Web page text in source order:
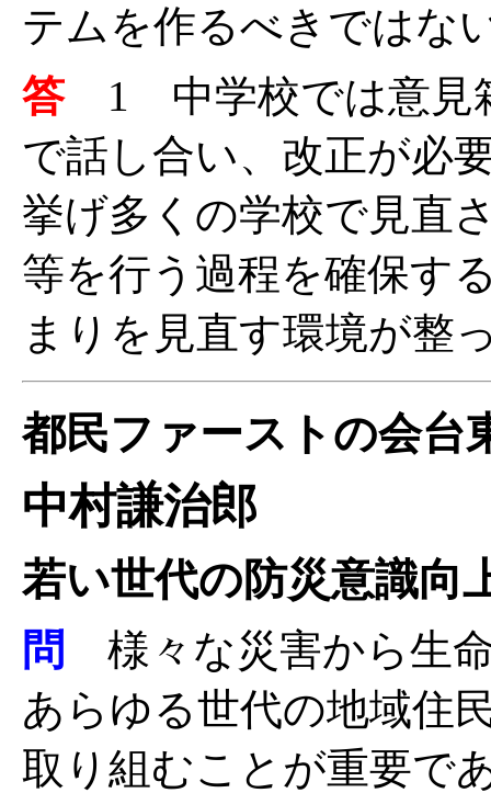
テムを作るべきではな
答 1 中学校では意見
で話し合い、改正が必
挙げ多くの学校で見
等を行う過程を確保す
まりを見直す環境が整
都民ファーストの会台
中村謙治郎
若い世代の防災意識向
問
様々な災害から生
あらゆる世代の地域住
取り組むことが重要で